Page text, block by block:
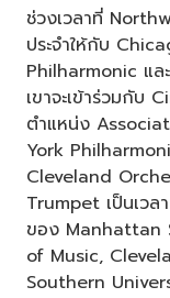
ช่วงเวลาที่
ประจำให้กับ
Philharmonic แ
เขาจะเข้าร่วมกับ
ตำแหน่ง
York
Cleveland
Trumpet เป็นเว
ของ Manhattan
of Music,
Southern